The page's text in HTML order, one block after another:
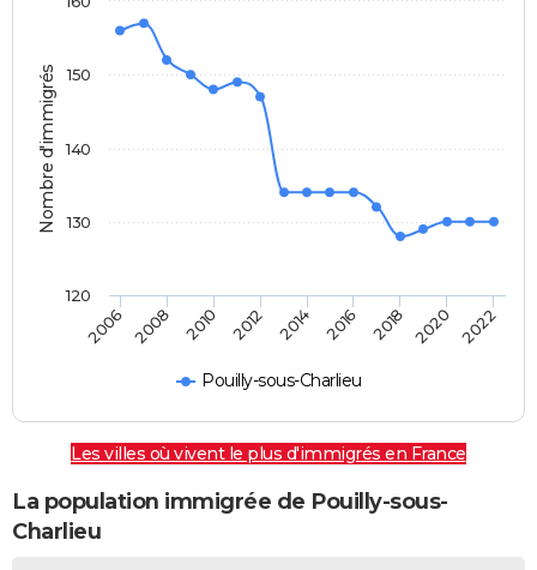
Nombre d'immigrés
Pouilly-sous-Charlieu
2006 2008 2010 2012 2014 2016 2018 2020 2022
120
130
140
150
Les villes où vivent le plus d'immigrés en France
La population immigrée de Pouilly-sous-
Charlieu